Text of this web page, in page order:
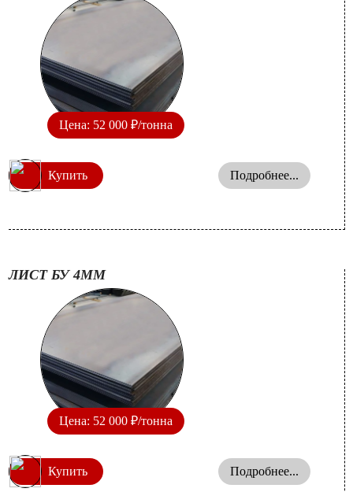
Цена: 52 000 ₽/тонна
Купить Подробнее...
ЛИСТ БУ 4ММ
Цена: 52 000 ₽/тонна
Купить Подробнее...